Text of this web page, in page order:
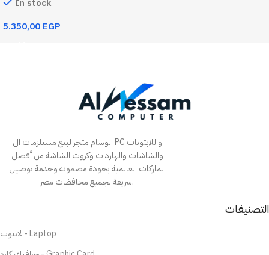
In stock
5.350,00 EGP
الوسام متجر لبيع مستلزمات ال PC واللابتوبات
والشاشات والهاردات وكروت الشاشة من أفضل
الماركات العالمية بجودة مضمونة وخدمة توصيل
سريعة لجميع محافظات مصر.
التصنيفات
لابتوب - Laptop